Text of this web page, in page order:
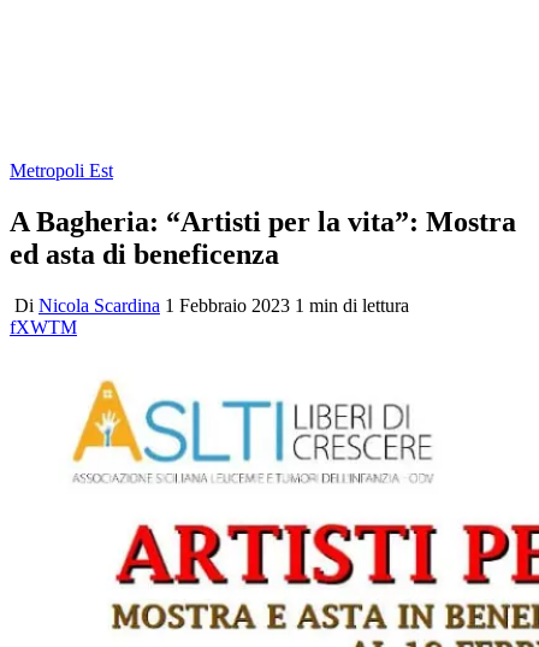
Metropoli Est
A Bagheria: “Artisti per la vita”: Mostra
ed asta di beneficenza
Di Nicola Scardina 1 Febbraio 2023 1 min di lettura
fXWTM